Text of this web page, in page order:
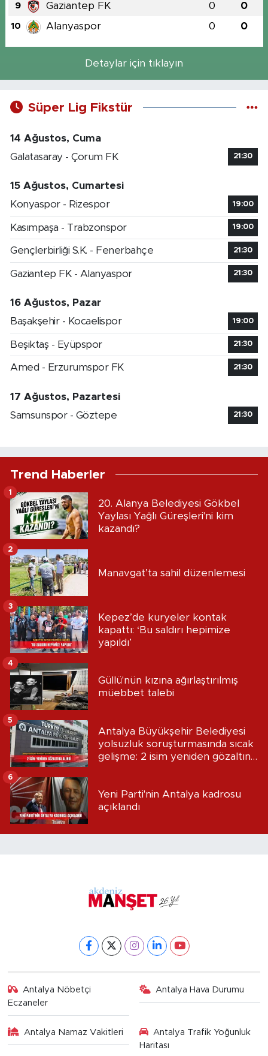
9 Gaziantep FK 0 0
10 Alanyaspor 0 0
Detaylar için tıklayın
Süper Lig Fikstür
14 Ağustos, Cuma
Galatasaray - Çorum FK
21:30
15 Ağustos, Cumartesi
Konyaspor - Rizespor
19:00
Kasımpaşa - Trabzonspor 19:00
Gençlerbirliği S.K. - Fenerbahçe 21:30
Gaziantep FK - Alanyaspor 21:30
16 Ağustos, Pazar
Başakşehir - Kocaelispor
19:00
Beşiktaş - Eyüpspor 21:30
Amed - Erzurumspor FK 21:30
17 Ağustos, Pazartesi
Samsunspor - Göztepe
21:30
Trend Haberler
20. Alanya Belediyesi Gökbel
Yaylası Yağlı Güreşleri'ni kim
kazandı?
1
Manavgat’ta sahil düzenlemesi
2
Kepez’de kuryeler kontak
kapattı: ‘Bu saldırı hepimize
yapıldı’
3
Güllü'nün kızına ağırlaştırılmış
müebbet talebi
4
Antalya Büyükşehir Belediyesi
yolsuzluk soruşturmasında sıcak
gelişme: 2 isim yeniden gözaltına
5
Yeni Parti'nin Antalya kadrosu
açıklandı
6
Antalya Nöbetçi
Eczaneler
Antalya Hava Durumu
Antalya Namaz Vakitleri
Antalya Trafik Yoğunluk
Haritası